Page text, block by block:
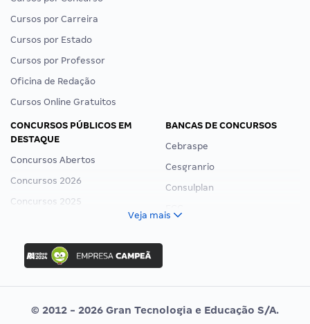
Cursos por Carreira
Cursos por Estado
Cursos por Professor
Oficina de Redação
Cursos Online Gratuitos
CONCURSOS PÚBLICOS EM
DESTAQUE
Concursos Abertos
Concursos 2026
Concursos 2025
Concurso Ibama
Concurso MPU
Editais publicados
BANCAS DE CONCURSOS
Cebraspe
Cesgranrio
Consulplan
Vunesp
Veja mais
© 2012 - 2026 Gran Tecnologia e Educação S/A.